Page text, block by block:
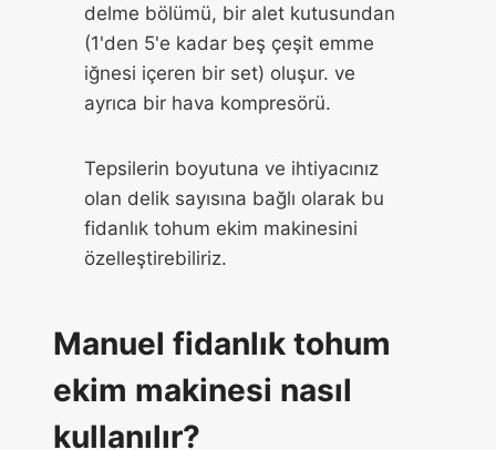
delme bölümü, bir alet kutusundan
(1'den 5'e kadar beş çeşit emme
iğnesi içeren bir set) oluşur. ve
ayrıca bir hava kompresörü.
Tepsilerin boyutuna ve ihtiyacınız
olan delik sayısına bağlı olarak bu
fidanlık tohum ekim makinesini
özelleştirebiliriz.
Manuel fidanlık tohum
ekim makinesi nasıl
kullanılır?